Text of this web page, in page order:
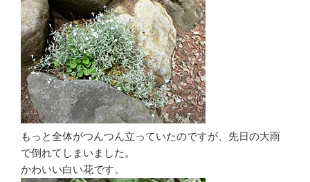
もっと全体がつんつん立っていたのですが、先日の大雨
で倒れてしまいました。
かわいい白い花です。